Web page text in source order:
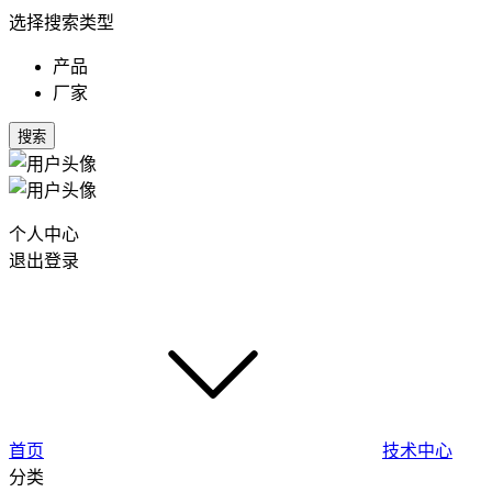
选择搜索类型
产品
厂家
搜索
个人中心
退出登录
首页
技术中心
分类